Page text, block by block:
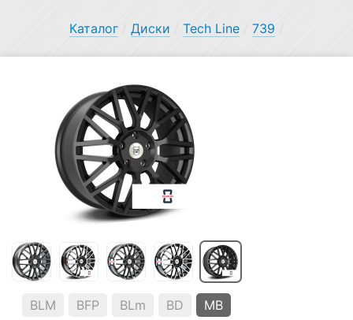
Каталог Диски Tech Line 739
BLM BFP BLm BD MB